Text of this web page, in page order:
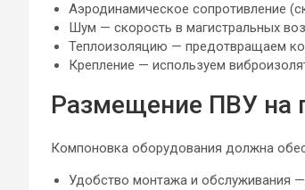
Аэродинамическое сопротивление
Шум — скорость в магистральных
Теплоизоляцию — предотвращаем
Крепление — используем
Размещение ПВУ на
Компоновка оборудования должна
Удобство монтажа и обслуживания